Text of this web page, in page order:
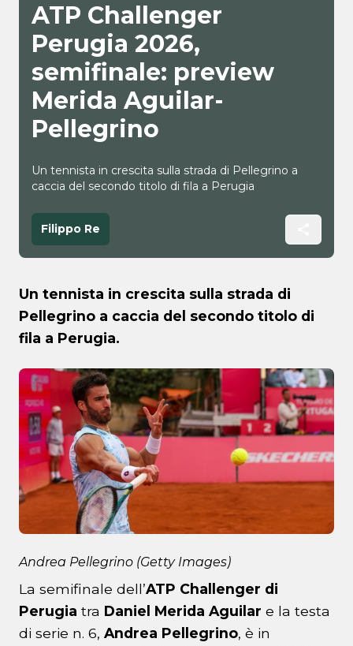
ATP Challenger
Perugia 2026,
semifinale: preview
Merida Aguilar-
Pellegrino
Un tennista in crescita sulla strada di Pellegrino a
caccia del secondo titolo di fila a Perugia
Filippo Re
Un tennista in crescita sulla strada di
Pellegrino a caccia del secondo titolo di
fila a Perugia.
Andrea Pellegrino (Getty Images)
La semifinale dell’ATP Challenger di
Perugia tra Daniel Merida Aguilar e la testa
di serie n. 6, Andrea Pellegrino, è in